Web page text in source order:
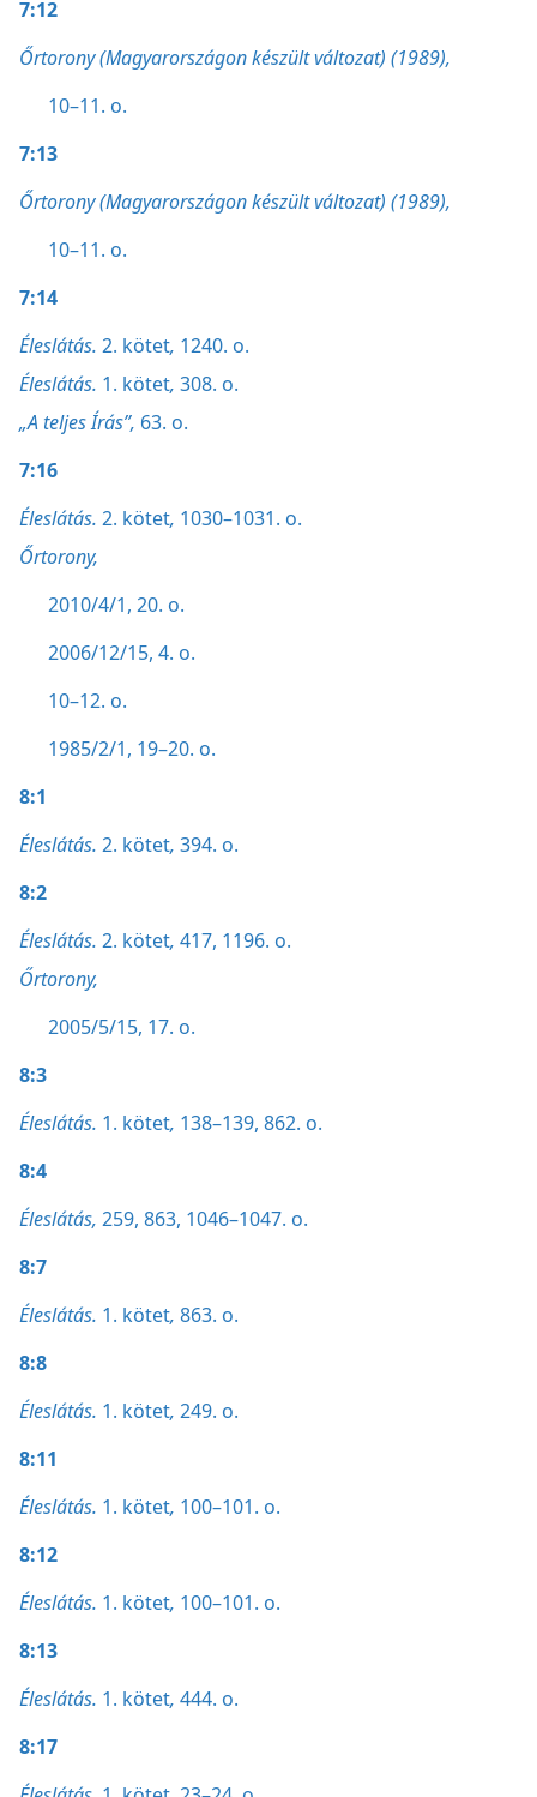
7:12
Őrtorony (Magyarországon készült változat) (1989),
10–11. o.
7:13
Őrtorony (Magyarországon készült változat) (1989),
10–11. o.
7:14
Éleslátás. 2. kötet, 1240. o.
Éleslátás. 1. kötet, 308. o.
„A teljes Írás”, 63. o.
7:16
Éleslátás. 2. kötet, 1030–1031. o.
Őrtorony,
2010/4/1, 20. o.
2006/12/15, 4. o.
10–12. o.
1985/2/1, 19–20. o.
8:1
Éleslátás. 2. kötet, 394. o.
8:2
Éleslátás. 2. kötet, 417, 1196. o.
Őrtorony,
2005/5/15, 17. o.
8:3
Éleslátás. 1. kötet, 138–139, 862. o.
8:4
Éleslátás, 259, 863, 1046–1047. o.
8:7
Éleslátás. 1. kötet, 863. o.
8:8
Éleslátás. 1. kötet, 249. o.
8:11
Éleslátás. 1. kötet, 100–101. o.
8:12
Éleslátás. 1. kötet, 100–101. o.
8:13
Éleslátás. 1. kötet, 444. o.
8:17